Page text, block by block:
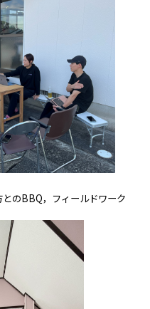
とのBBQ，フィールドワーク